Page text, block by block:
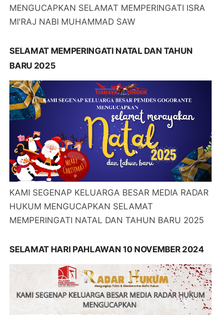
MENGUCAPKAN SELAMAT MEMPERINGATI ISRA
MI'RAJ NABI MUHAMMAD SAW
SELAMAT MEMPERINGATI NATAL DAN TAHUN
BARU 2025
KAMI SEGENAP KELUARGA BESAR MEDIA RADAR
HUKUM MENGUCAPKAN SELAMAT
MEMPERINGATI NATAL DAN TAHUN BARU 2025
SELAMAT HARI PAHLAWAN 10 NOVEMBER 2024